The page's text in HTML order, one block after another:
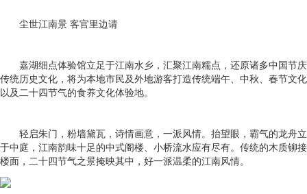
尘世江南景 客官里边请
嘉湖细点体验馆立足于江南水乡，汇聚江南糯点，还原诸多中国节庆
传统历史文化，将为本地市民及外地游客打造传统端午、中秋、春节文化
以及二十四节气的食养文化体验地。
轻启朱门，粉墙黛瓦，诗情画意，一派风情。抬望眼，霸气的龙舟立
于中庭，江南韵味十足的中式阁楼、小桥流水应有尽有。传统的木质铆接
楼面，二十四节气之景掩映其中，好一派温柔的江南风情。